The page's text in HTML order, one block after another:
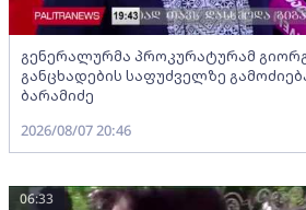
გენერალურმა პროკურატურამ
განცხადების საფუძველზე
ბარამიძე
2026/08/07 20:46
06:33